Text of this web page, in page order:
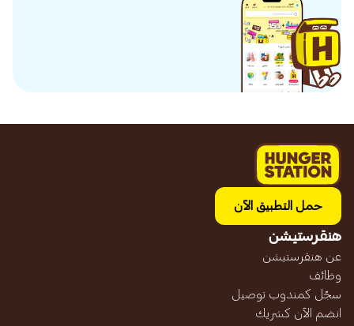
حمل التطبيق الآن
هنقرستيشن
عن هنقرستيشن
وظائف
سجّل كمندوب توصيل
انضم الآن كشريك